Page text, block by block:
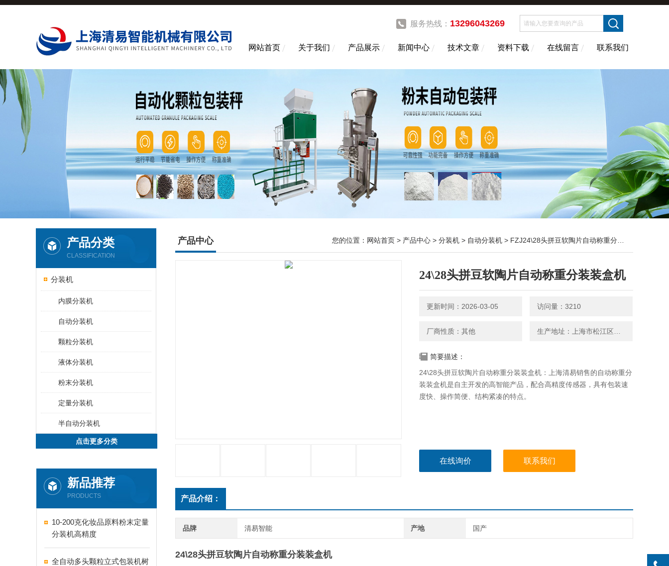
服务热线： 13296043269
网站首页 关于我们 产品展示 新闻中心 技术文章 资料下载 在线留言 联系我们
产品分类
CLASSIFICATION
分装机
内膜分装机
自动分装机
颗粒分装机
液体分装机
粉末分装机
定量分装机
半自动分装机
点击更多分类
新品推荐
PRODUCTS
10-200克化妆品原料粉末定量
分装机高精度
全自动多头颗粒立式包装机树
产品中心 您的位置： 网站首页 > 产品中心 > 分装机 > 自动分装机 > FZJ24\28头拼豆软陶片自动称重分装装盒机
24\28头拼豆软陶片自动称重分装装盒机
更新时间：2026-03-05 访问量：3210
厂商性质：其他
简要描述：
24\28头拼豆软陶片自动称重分装装盒机：上海清易销售的自动称重分
装装盒机​是自主开发的高智能产品，配合高精度传感器，具有包装速
度快、操作简便、结构紧凑的特点。
在线询价 联系我们
产品介绍：
品牌 清易智能 产地 国产
24\28头拼豆软陶片自动称重分装装盒机